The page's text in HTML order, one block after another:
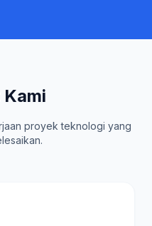
proyek teknologi yang